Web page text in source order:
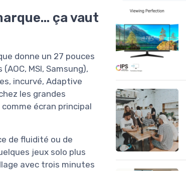
ça vaut
donne un 27 pouces
MSI, Samsung),
incurvé, Adaptive
les grandes
écran principal
de fluidité ou de
jeux solo plus
avec trois minutes